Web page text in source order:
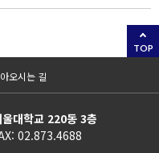
TOP
오시는 길
대학교 220동 3층
02.873.4688